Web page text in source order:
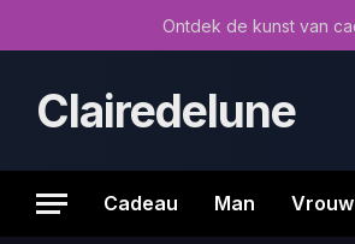
Clairedelune
Cadeau Man Vrouw